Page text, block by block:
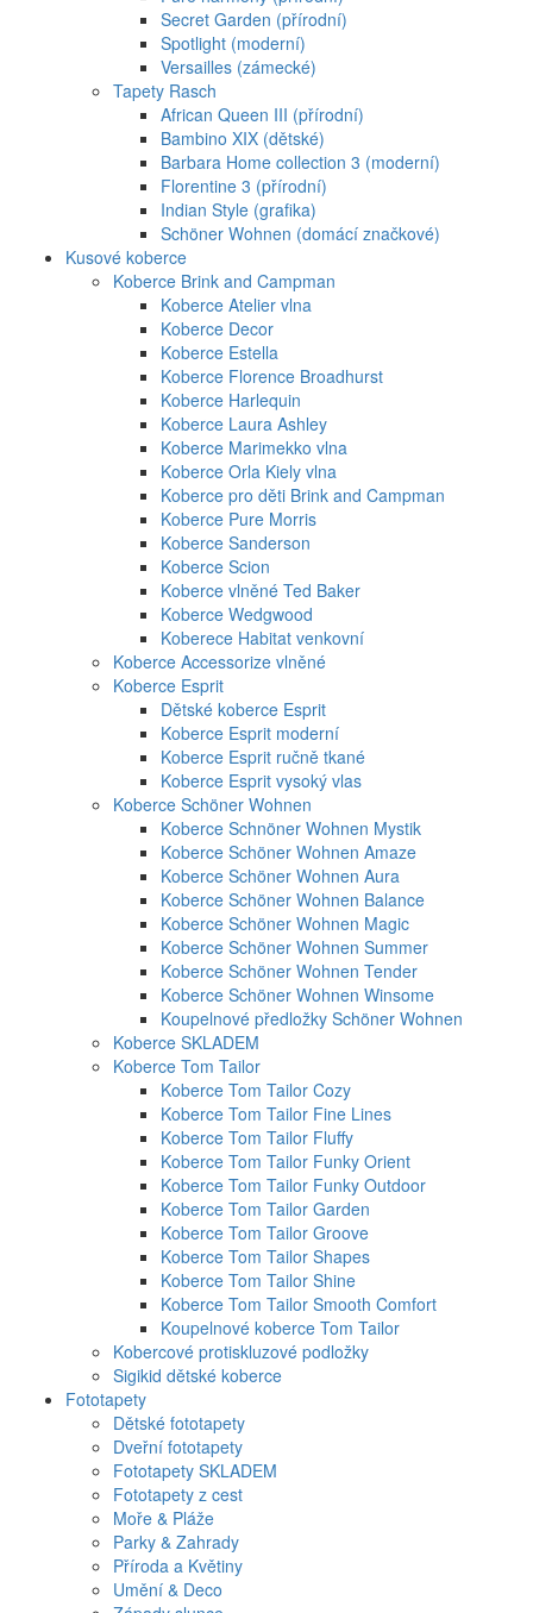
Secret Garden (přírodní)
Spotlight (moderní)
Versailles (zámecké)
Tapety Rasch
African Queen III (přírodní)
Bambino XIX (dětské)
Barbara Home collection 3 (moderní)
Florentine 3 (přírodní)
Indian Style (grafika)
Schöner Wohnen (domácí značkové)
Kusové koberce
Koberce Brink and Campman
Koberce Atelier vlna
Koberce Decor
Koberce Estella
Koberce Florence Broadhurst
Koberce Harlequin
Koberce Laura Ashley
Koberce Marimekko vlna
Koberce Orla Kiely vlna
Koberce pro děti Brink and Campman
Koberce Pure Morris
Koberce Sanderson
Koberce Scion
Koberce vlněné Ted Baker
Koberce Wedgwood
Koberece Habitat venkovní
Koberce Accessorize vlněné
Koberce Esprit
Dětské koberce Esprit
Koberce Esprit moderní
Koberce Esprit ručně tkané
Koberce Esprit vysoký vlas
Koberce Schöner Wohnen
Koberce Schnöner Wohnen Mystik
Koberce Schöner Wohnen Amaze
Koberce Schöner Wohnen Aura
Koberce Schöner Wohnen Balance
Koberce Schöner Wohnen Magic
Koberce Schöner Wohnen Summer
Koberce Schöner Wohnen Tender
Koberce Schöner Wohnen Winsome
Koupelnové předložky Schöner Wohnen
Koberce SKLADEM
Koberce Tom Tailor
Koberce Tom Tailor Cozy
Koberce Tom Tailor Fine Lines
Koberce Tom Tailor Fluffy
Koberce Tom Tailor Funky Orient
Koberce Tom Tailor Funky Outdoor
Koberce Tom Tailor Garden
Koberce Tom Tailor Groove
Koberce Tom Tailor Shapes
Koberce Tom Tailor Shine
Koberce Tom Tailor Smooth Comfort
Koupelnové koberce Tom Tailor
Kobercové protiskluzové podložky
Sigikid dětské koberce
Fototapety
Dětské fototapety
Dveřní fototapety
Fototapety SKLADEM
Fototapety z cest
Moře & Pláže
Parky & Zahrady
Příroda a Květiny
Umění & Deco